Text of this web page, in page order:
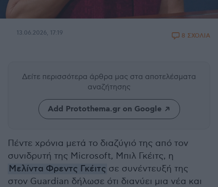
13.06.2026, 17:19 8 ΣΧΟΛΙΑ
Δείτε περισσότερα άρθρα μας στα αποτελέσματα
αναζήτησης
Add Protothema.gr on Google
Πέντε χρόνια μετά το διαζύγιό της από τον
συνιδρυτή της Microsoft, Μπιλ Γκέιτς, η
Μελίντα Φρεντς Γκέιτς σε συνέντευξή της
στον Guardian δήλωσε ότι διανύει μια νέα και